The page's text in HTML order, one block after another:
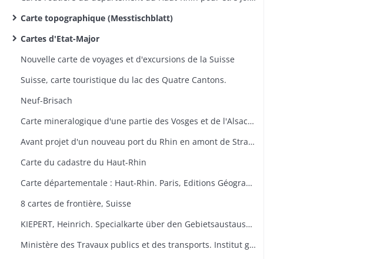
Carte topographique (Messtischblatt)
Cartes d'Etat-Major
Nouvelle carte de voyages et d'excursions de la Suisse
Suisse, carte touristique du lac des Quatre Cantons.
Neuf-Brisach
Carte mineralogique d'une partie des Vosges et de l'Alsace (Thann-Guebwiller, Colmar, Neuf-Brisach)
Avant projet d'un nouveau port du Rhin en amont de Strasbourg
Carte du cadastre du Haut-Rhin
Carte départementale : Haut-Rhin. Paris, Editions Géographiques André Lesot.
8 cartes de frontière, Suisse
KIEPERT, Heinrich. Specialkarte über den Gebietsaustausch an der deutsch-französischen. Grenze nach dem Friedensvertrag von Frankfurt. Berlin, Reuier.
Ministère des Travaux publics et des transports. Institut géographique national. Cartes de Huningue n° 1 et 5.